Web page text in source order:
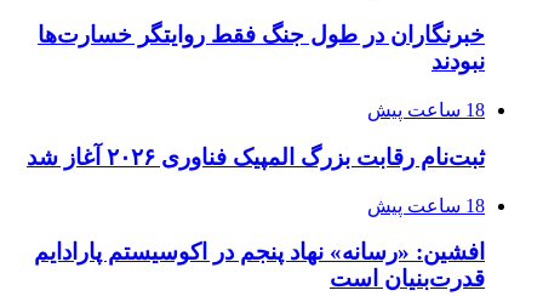
خبرنگاران در طول جنگ فقط روایتگر خسارت‌ها
نبودند
18 ساعت پیش
ثبت‌نام رقابت بزرگ المپیک فناوری ۲۰۲۶ آغاز شد
18 ساعت پیش
افشین: «رسانه» نهاد پنجم در اکوسیستم پارادایم
قدرت‌بنیان است